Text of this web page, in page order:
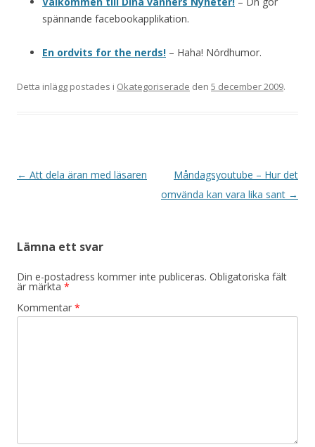
spännande facebookapplikation.
En ordvits for the nerds! – Haha! Nördhumor.
Detta inlägg postades i Okategoriserade den 5 december 2009.
Inläggsnavigering
← Att dela äran med läsaren
Måndagsyoutube – Hur det
omvända kan vara lika sant →
Lämna ett svar
Din e-postadress kommer inte publiceras. Obligatoriska fält
är märkta *
Kommentar *